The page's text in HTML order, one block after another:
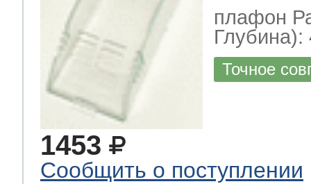
плафон
Глубина):
Точное
1453
Сообщить о поступлении